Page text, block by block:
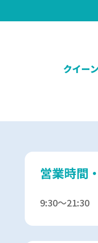
クイー
営業時間
9:30～21:30